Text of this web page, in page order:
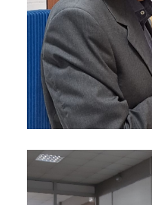
Cerv.I.A